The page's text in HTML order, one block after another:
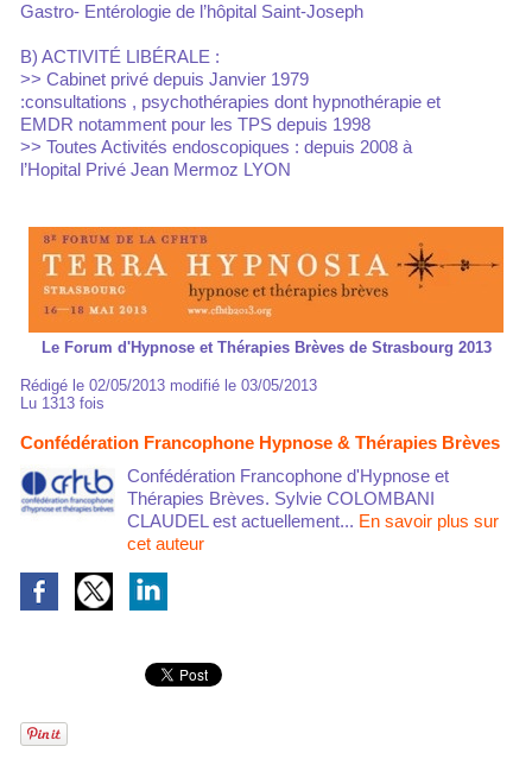
Gastro- Entérologie de l’hôpital Saint-Joseph
B) ACTIVITÉ LIBÉRALE :
>> Cabinet privé depuis Janvier 1979
:consultations , psychothérapies dont hypnothérapie et
EMDR notamment pour les TPS depuis 1998
>> Toutes Activités endoscopiques : depuis 2008 à
l’Hopital Privé Jean Mermoz LYON
Le Forum d'Hypnose et Thérapies Brèves de Strasbourg 2013
Rédigé le 02/05/2013 modifié le 03/05/2013
Lu 1313 fois
Confédération Francophone Hypnose & Thérapies Brèves
Confédération Francophone d'Hypnose et
Thérapies Brèves. Sylvie COLOMBANI
CLAUDEL est actuellement... En savoir plus sur
cet auteur